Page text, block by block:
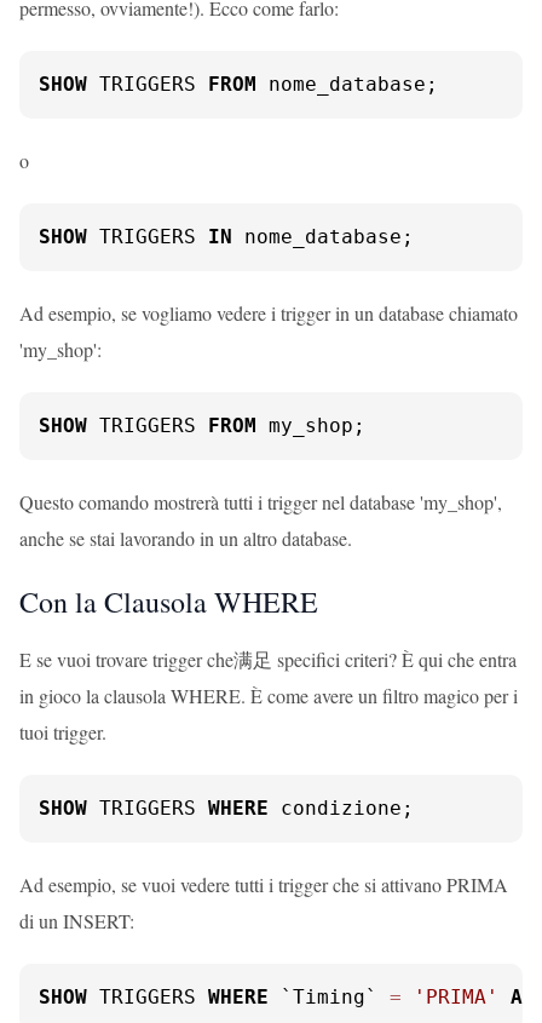
permesso, ovviamente!). Ecco come farlo:
SHOW TRIGGERS FROM nome_database;
o
SHOW TRIGGERS IN nome_database;
Ad esempio, se vogliamo vedere i trigger in un database chiamato
'my_shop':
SHOW TRIGGERS FROM my_shop;
Questo comando mostrerà tutti i trigger nel database 'my_shop',
anche se stai lavorando in un altro database.
Con la Clausola WHERE
E se vuoi trovare trigger che满足 specifici criteri? È qui che entra
in gioco la clausola WHERE. È come avere un filtro magico per i
tuoi trigger.
SHOW TRIGGERS WHERE condizione;
Ad esempio, se vuoi vedere tutti i trigger che si attivano PRIMA
di un INSERT:
SHOW TRIGGERS WHERE `Timing` = 'PRIMA'